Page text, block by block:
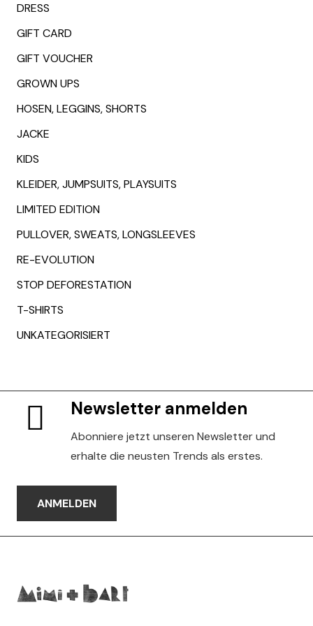
on
the
product
DRESS
GIFT CARD
GIFT VOUCHER
GROWN UPS
HOSEN, LEGGINS, SHORTS
JACKE
KIDS
KLEIDER, JUMPSUITS, PLAYSUITS
LIMITED EDITION
PULLOVER, SWEATS, LONGSLEEVES
RE-EVOLUTION
STOP DEFORESTATION
T-SHIRTS
UNKATEGORISIERT
Newsletter anmelden
Abonniere jetzt unseren Newsletter und
erhalte die neusten Trends als erstes.
ANMELDEN